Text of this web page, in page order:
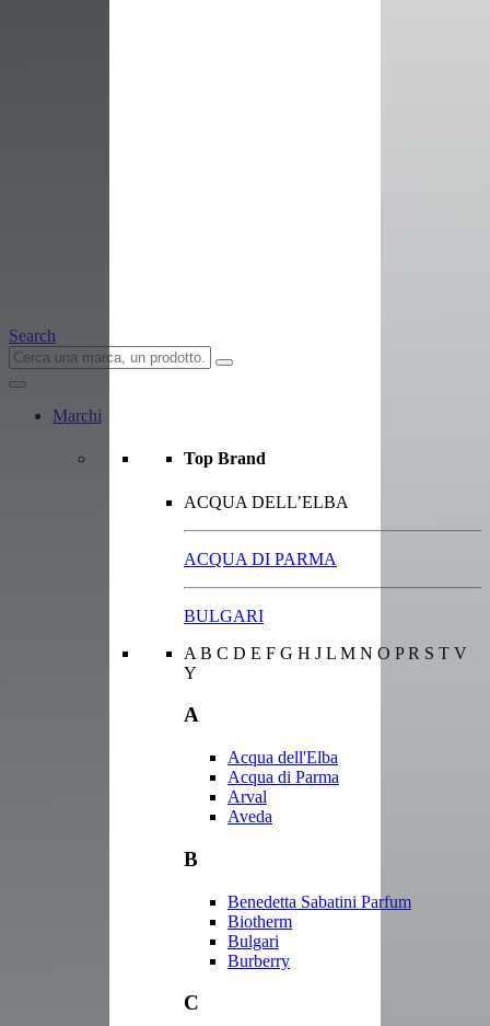
Search
Marchi
Top Brand
ACQUA DELL’ELBA
ACQUA DI PARMA
BULGARI
A B C D E F G H J L M N O P R S T V
Y
A
Acqua dell'Elba
Acqua di Parma
Arval
Aveda
B
Benedetta Sabatini Parfum
Biotherm
Bulgari
Burberry
C